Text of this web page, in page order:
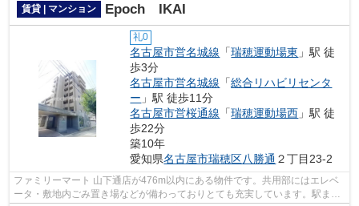
賃貸 | マンション Epoch IKAI
礼0
名古屋市営名城線 「瑞穂運動場東 」駅 徒
歩3分
名古屋市営名城線 「総合リハビリセンタ
ー 」駅 徒歩11分
名古屋市営桜通線 「瑞穂運動場西 」駅 徒
歩22分
築10年
愛知県名古屋市瑞穂区八勝通 ２丁目23-2
ファミリーマート 山下通店が476m以内にある物件です。共用部にはエレベ
ータ・敷地内ごみ置き場などが備わっておりとても充実しています。駅まで